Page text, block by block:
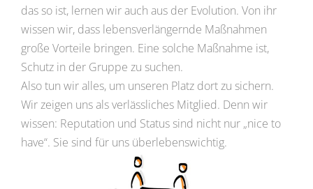
das so ist, lernen wir auch aus der Evolution. Von ihr
wissen wir, dass lebensverlängernde Maßnahmen
große Vorteile bringen. Eine solche Maßnahme ist,
Schutz in der Gruppe zu suchen.
Also tun wir alles, um unseren Platz dort zu sichern.
Wir zeigen uns als verlässliches Mitglied. Denn wir
wissen: Reputation und Status sind nicht nur „nice to
have“. Sie sind für uns überlebenswichtig.